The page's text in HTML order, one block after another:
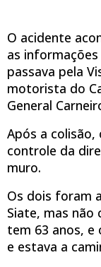
O acidente
as
passava pela
motorista do
General
Após a
controle da
muro.
Os dois foram
Siate, mas
tem 63 anos, e
e estava a